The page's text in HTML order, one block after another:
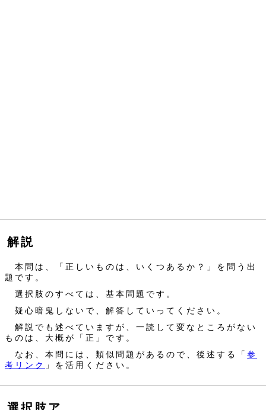
解説
本問は、「正しいものは、いくつあるか？」を問う出
題です。
選択肢のすべては、基本問題です。
疑心暗鬼しないで、解答していってください。
解説でも述べていますが、一読して変なところがない
ものは、大概が「正」です。
なお、本問には、類似問題があるので、後述する「 参
考リンク
」を活用ください。